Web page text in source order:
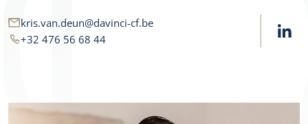
kris.van.deun@davinci-cf.be
+32 476 56 68 44